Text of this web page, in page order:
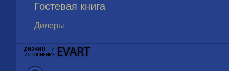
Гостевая книга
Дилеры